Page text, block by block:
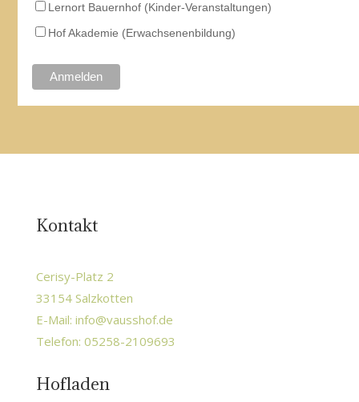
Lernort Bauernhof (Kinder-Veranstaltungen)
Hof Akademie (Erwachsenenbildung)
Kontakt
Cerisy-Platz 2
33154 Salzkotten
E-Mail: info@vausshof.de
Telefon: 05258-2109693
Hofladen